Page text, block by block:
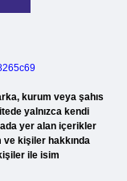
kurum veya şahıs
yalnızca kendi
yer alan içerikler
ve kişiler hakkında
ile isim